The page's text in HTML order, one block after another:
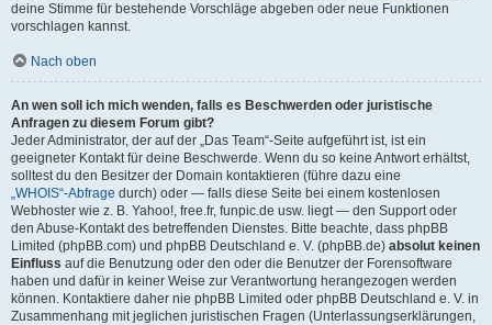
deine Stimme für bestehende Vorschläge abgeben oder neue Funktionen
vorschlagen kannst.
Nach oben
An wen soll ich mich wenden, falls es Beschwerden oder juristische
Anfragen zu diesem Forum gibt?
Jeder Administrator, der auf der „Das Team“-Seite aufgeführt ist, ist ein
geeigneter Kontakt für deine Beschwerde. Wenn du so keine Antwort erhältst,
solltest du den Besitzer der Domain kontaktieren (führe dazu eine
„WHOIS“-Abfrage durch) oder — falls diese Seite bei einem kostenlosen
Webhoster wie z. B. Yahoo!, free.fr, funpic.de usw. liegt — den Support oder
den Abuse-Kontakt des betreffenden Dienstes. Bitte beachte, dass phpBB
Limited (phpBB.com) und phpBB Deutschland e. V. (phpBB.de) absolut keinen
Einfluss auf die Benutzung oder den oder die Benutzer der Forensoftware
haben und dafür in keiner Weise zur Verantwortung herangezogen werden
können. Kontaktiere daher nie phpBB Limited oder phpBB Deutschland e. V. in
Zusammenhang mit jeglichen juristischen Fragen (Unterlassungserklärungen,